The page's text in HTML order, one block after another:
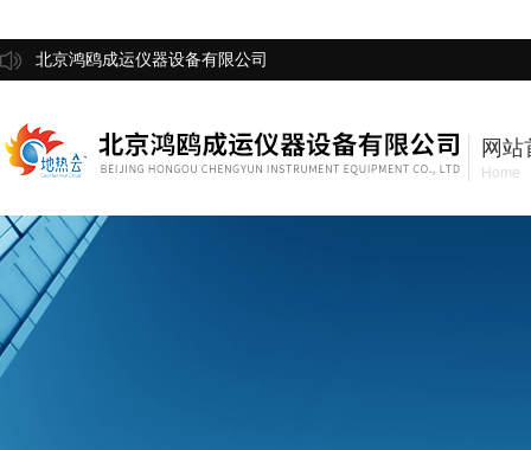
北京鸿鸥成运仪器设备有限公司
网站
Home